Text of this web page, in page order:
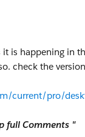
it is happening in
check the
current/pro/
full Comments "